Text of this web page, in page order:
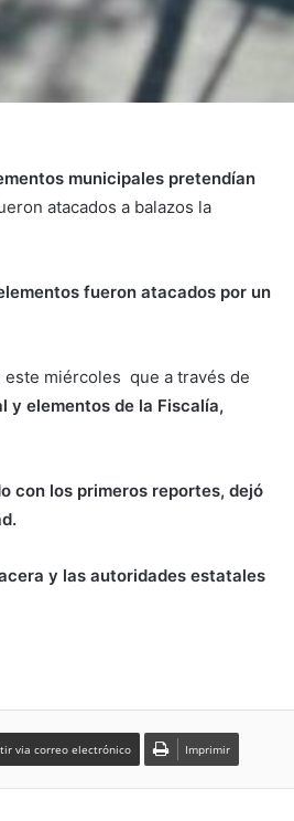
municipales pretendían
atacados a balazos la
fueron atacados por un
este miércoles que a través de
y elementos de la Fiscalía,
con los primeros reportes, dejó
y las autoridades estatales
via correo electrónico Imprimir